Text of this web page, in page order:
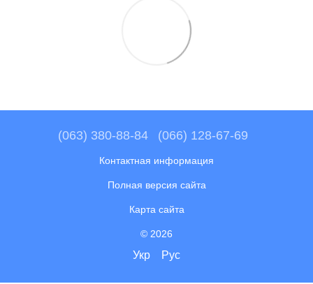
(063) 380-88-84 (066) 128-67-69
Контактная информация
Полная версия сайта
Карта сайта
© 2026
Укр Рус